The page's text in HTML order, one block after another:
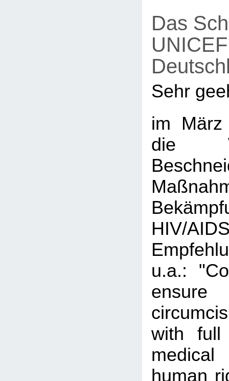
Das
UNICEF
Sehr
im März
die
HIV/
u.a.:
with full
human